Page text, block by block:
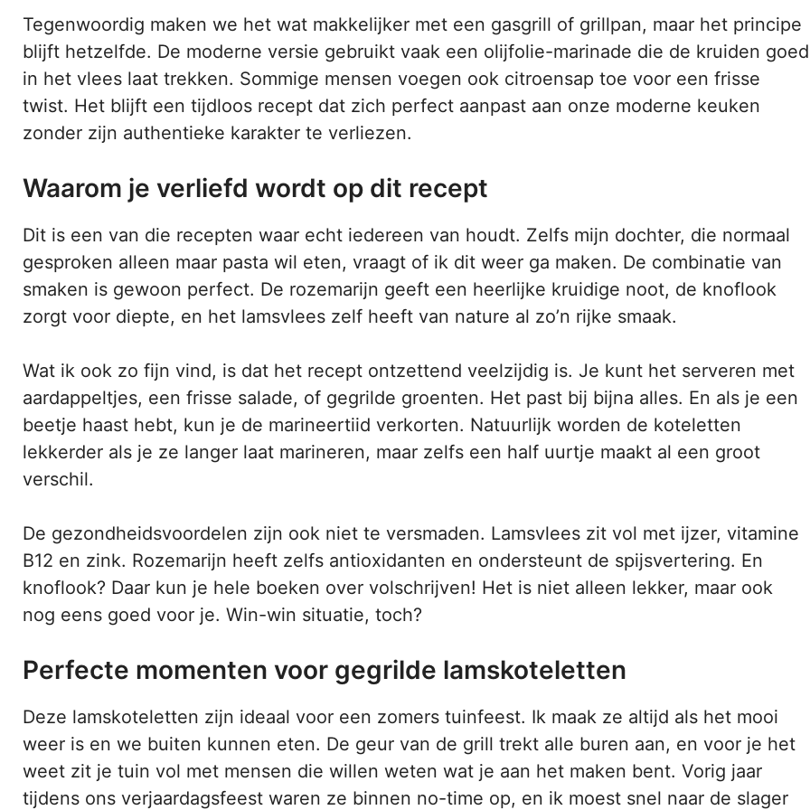
Tegenwoordig maken we het wat makkelijker met een gasgrill of grillpan, maar het principe
blijft hetzelfde. De moderne versie gebruikt vaak een olijfolie-marinade die de kruiden goed
in het vlees laat trekken. Sommige mensen voegen ook citroensap toe voor een frisse
twist. Het blijft een tijdloos recept dat zich perfect aanpast aan onze moderne keuken
zonder zijn authentieke karakter te verliezen.
Waarom je verliefd wordt op dit recept
Dit is een van die recepten waar echt iedereen van houdt. Zelfs mijn dochter, die normaal
gesproken alleen maar pasta wil eten, vraagt of ik dit weer ga maken. De combinatie van
smaken is gewoon perfect. De rozemarijn geeft een heerlijke kruidige noot, de knoflook
zorgt voor diepte, en het lamsvlees zelf heeft van nature al zo’n rijke smaak.
Wat ik ook zo fijn vind, is dat het recept ontzettend veelzijdig is. Je kunt het serveren met
aardappeltjes, een frisse salade, of gegrilde groenten. Het past bij bijna alles. En als je een
beetje haast hebt, kun je de marineertiid verkorten. Natuurlijk worden de koteletten
lekkerder als je ze langer laat marineren, maar zelfs een half uurtje maakt al een groot
verschil.
De gezondheidsvoordelen zijn ook niet te versmaden. Lamsvlees zit vol met ijzer, vitamine
B12 en zink. Rozemarijn heeft zelfs antioxidanten en ondersteunt de spijsvertering. En
knoflook? Daar kun je hele boeken over volschrijven! Het is niet alleen lekker, maar ook
nog eens goed voor je. Win-win situatie, toch?
Perfecte momenten voor gegrilde lamskoteletten
Deze lamskoteletten zijn ideaal voor een zomers tuinfeest. Ik maak ze altijd als het mooi
weer is en we buiten kunnen eten. De geur van de grill trekt alle buren aan, en voor je het
weet zit je tuin vol met mensen die willen weten wat je aan het maken bent. Vorig jaar
tijdens ons verjaardagsfeest waren ze binnen no-time op, en ik moest snel naar de slager